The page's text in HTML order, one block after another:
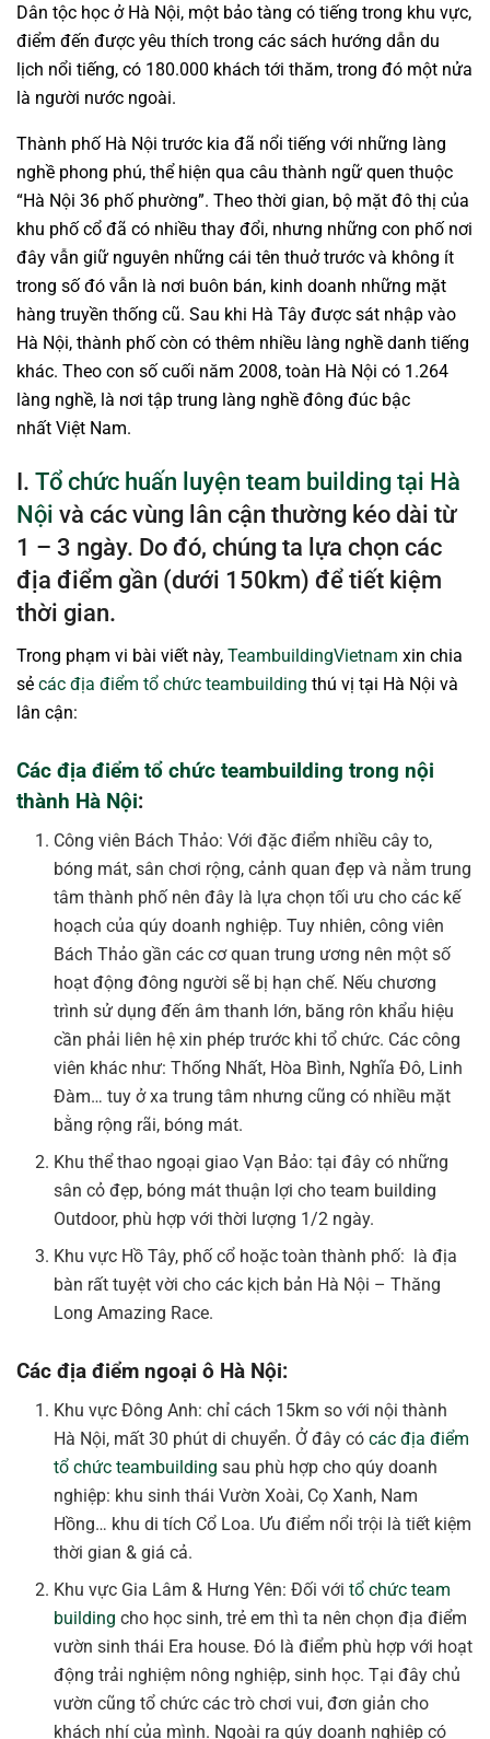
Dân tộc học ở Hà Nội, một bảo tàng có tiếng trong khu vực,
điểm đến được yêu thích trong các sách hướng dẫn du
lịch nổi tiếng, có 180.000 khách tới thăm, trong đó một nửa
là người nước ngoài.
Thành phố Hà Nội trước kia đã nổi tiếng với những làng
nghề phong phú, thể hiện qua câu thành ngữ quen thuộc
“Hà Nội 36 phố phường”. Theo thời gian, bộ mặt đô thị của
khu phố cổ đã có nhiều thay đổi, nhưng những con phố nơi
đây vẫn giữ nguyên những cái tên thuở trước và không ít
trong số đó vẫn là nơi buôn bán, kinh doanh những mặt
hàng truyền thống cũ. Sau khi Hà Tây được sát nhập vào
Hà Nội, thành phố còn có thêm nhiều làng nghề danh tiếng
khác. Theo con số cuối năm 2008, toàn Hà Nội có 1.264
làng nghề, là nơi tập trung làng nghề đông đúc bậc
nhất Việt Nam.
I. Tổ chức huấn luyện team building tại Hà
Nội và các vùng lân cận thường kéo dài từ
1 – 3 ngày. Do đó, chúng ta lựa chọn các
địa điểm gần (dưới 150km) để tiết kiệm
thời gian.
Trong phạm vi bài viết này, TeambuildingVietnam xin chia
sẻ các địa điểm tổ chức teambuilding thú vị tại Hà Nội và
lân cận:
Các địa điểm tổ chức teambuilding trong nội
thành Hà Nội:
Công viên Bách Thảo: Với đặc điểm nhiều cây to,
bóng mát, sân chơi rộng, cảnh quan đẹp và nằm trung
tâm thành phố nên đây là lựa chọn tối ưu cho các kế
hoạch của qúy doanh nghiệp. Tuy nhiên, công viên
Bách Thảo gần các cơ quan trung ương nên một số
hoạt động đông người sẽ bị hạn chế. Nếu chương
trình sử dụng đến âm thanh lớn, băng rôn khẩu hiệu
cần phải liên hệ xin phép trước khi tổ chức. Các công
viên khác như: Thống Nhất, Hòa Bình, Nghĩa Đô, Linh
Đàm… tuy ở xa trung tâm nhưng cũng có nhiều mặt
bằng rộng rãi, bóng mát.
Khu thể thao ngoại giao Vạn Bảo: tại đây có những
sân cỏ đẹp, bóng mát thuận lợi cho team building
Outdoor, phù hợp với thời lượng 1/2 ngày.
Khu vực Hồ Tây, phố cổ hoặc toàn thành phố: là địa
bàn rất tuyệt vời cho các kịch bản Hà Nội – Thăng
Long Amazing Race.
Các địa điểm ngoại ô Hà Nội:
Khu vực Đông Anh: chỉ cách 15km so với nội thành
Hà Nội, mất 30 phút di chuyển. Ở đây cócác địa điểm
tổ chức teambuilding sau phù hợp cho qúy doanh
nghiệp: khu sinh thái Vườn Xoài, Cọ Xanh, Nam
Hồng… khu di tích Cổ Loa. Ưu điểm nổi trội là tiết kiệm
thời gian & giá cả.
Khu vực Gia Lâm & Hưng Yên: Đối vớitổ chức team
building cho học sinh, trẻ em thì ta nên chọn địa điểm
vườn sinh thái Era house. Đó là điểm phù hợp với hoạt
động trải nghiệm nông nghiệp, sinh học. Tại đây chủ
vườn cũng tổ chức các trò chơi vui, đơn giản cho
khách nhí của mình. Ngoài ra qúy doanh nghiệp có